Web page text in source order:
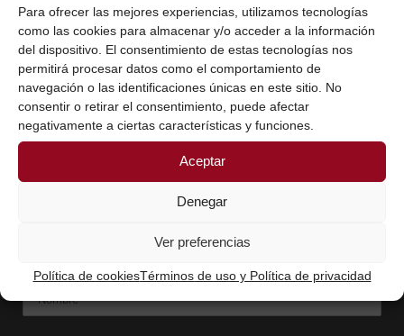
Para ofrecer las mejores experiencias, utilizamos tecnologías
como las cookies para almacenar y/o acceder a la información
del dispositivo. El consentimiento de estas tecnologías nos
permitirá procesar datos como el comportamiento de
navegación o las identificaciones únicas en este sitio. No
consentir o retirar el consentimiento, puede afectar
negativamente a ciertas características y funciones.
Aceptar
Denegar
Ver preferencias
Política de cookiesTérminos de uso y Política de privacidad
escuchando los terribles males de un
mercado laboral irrespetuoso con las
personas. Contratos...
20 junio, 2018 0 Comentarios
CONTENIDOS QUE COMPARTO